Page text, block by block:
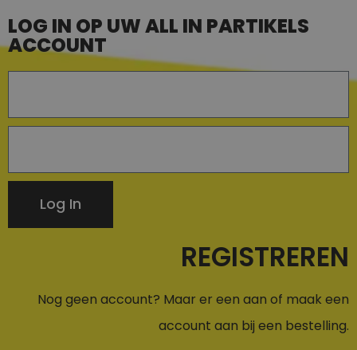
LOG IN OP UW ALL IN PARTIKELS
ACCOUNT
Log In
REGISTREREN
Nog geen account? Maar er een aan of maak een
account aan bij een bestelling.